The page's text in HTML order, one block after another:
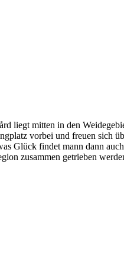
mitten in den
vorbei und freuen sich
Glück findet mann dann
zusammen getrieben